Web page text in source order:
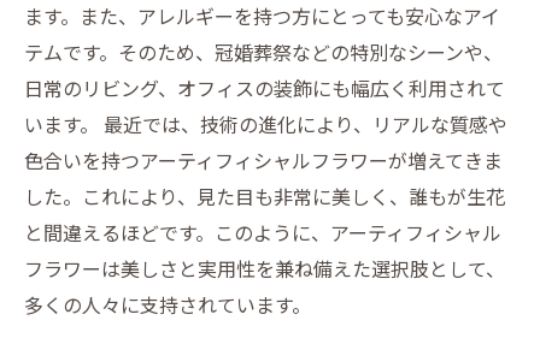
ます。また、アレルギーを持つ方にとっても安心なアイ
テムです。そのため、冠婚葬祭などの特別なシーンや、
日常のリビング、オフィスの装飾にも幅広く利用されて
います。 最近では、技術の進化により、リアルな質感や
色合いを持つアーティフィシャルフラワーが増えてきま
した。これにより、見た目も非常に美しく、誰もが生花
と間違えるほどです。このように、アーティフィシャル
フラワーは美しさと実用性を兼ね備えた選択肢として、
多くの人々に支持されています。